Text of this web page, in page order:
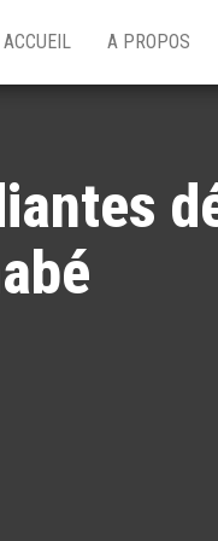
ACCUEIL A PROPOS